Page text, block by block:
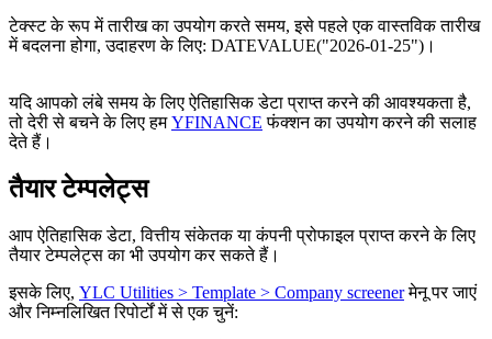
टेक्स्ट के रूप में तारीख का उपयोग करते समय, इसे पहले एक वास्तविक तारीख
में बदलना होगा, उदाहरण के लिए: DATEVALUE("2026-01-25") ।
यदि आपको लंबे समय के लिए ऐतिहासिक डेटा प्राप्त करने की आवश्यकता है,
तो देरी से बचने के लिए हमYFINANCE फंक्शन का उपयोग करने की सलाह
देते हैं।
तैयार टेम्पलेट्स
आप ऐतिहासिक डेटा, वित्तीय संकेतक या कंपनी प्रोफाइल प्राप्त करने के लिए
तैयार टेम्पलेट्स का भी उपयोग कर सकते हैं।
इसके लिए, YLC Utilities > Template > Company screenerमेनू पर जाएं
और निम्नलिखित रिपोर्टों में से एक चुनें: